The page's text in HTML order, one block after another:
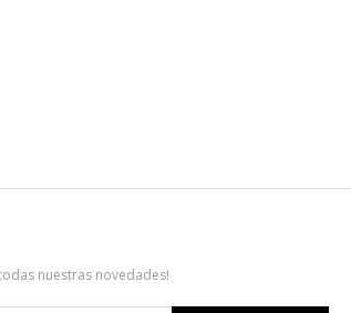
nuestras novedades!